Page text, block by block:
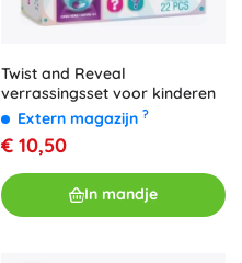
Twist and Reveal
verrassingsset voor kinderen
Extern magazijn ?
€ 10,50
In mandje